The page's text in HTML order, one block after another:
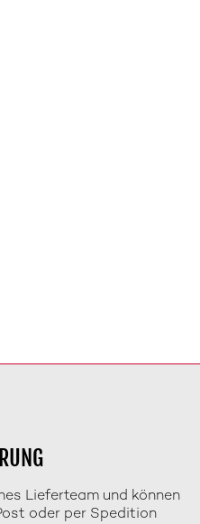
Lieferteam und können
oder per Spedition